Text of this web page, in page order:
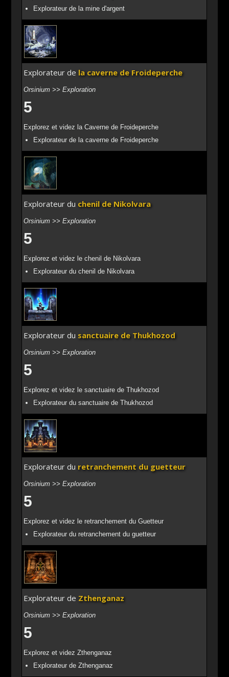
Explorateur de la mine d'argent
Explorateur de la caverne de Froideperche
Orsinium >> Exploration
5
Explorez et videz la Caverne de Froideperche
Explorateur de la caverne de Froideperche
Explorateur du chenil de Nikolvara
Orsinium >> Exploration
5
Explorez et videz le chenil de Nikolvara
Explorateur du chenil de Nikolvara
Explorateur du sanctuaire de Thukhozod
Orsinium >> Exploration
5
Explorez et videz le sanctuaire de Thukhozod
Explorateur du sanctuaire de Thukhozod
Explorateur du retranchement du guetteur
Orsinium >> Exploration
5
Explorez et videz le retranchement du Guetteur
Explorateur du retranchement du guetteur
Explorateur de Zthenganaz
Orsinium >> Exploration
5
Explorez et videz Zthenganaz
Explorateur de Zthenganaz